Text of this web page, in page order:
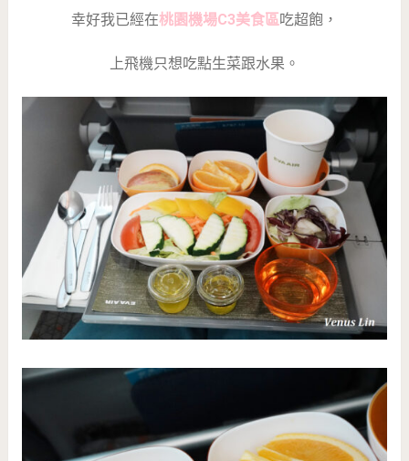
幸好我已經在桃園機場C3美食區吃超飽，
上飛機只想吃點生菜跟水果。